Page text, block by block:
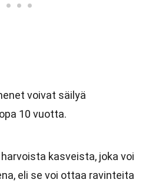
voivat säilyä
10 vuotta.
kasveista, joka voi
eli se voi ottaa ravinteita